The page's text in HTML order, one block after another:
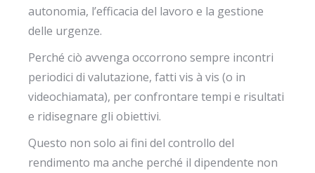
autonomia, l’efficacia del lavoro e la gestione
delle urgenze.
Perché ciò avvenga occorrono sempre incontri
periodici di valutazione, fatti vis à vis (o in
videochiamata), per confrontare tempi e risultati
e ridisegnare gli obiettivi.
Questo non solo ai fini del controllo del
rendimento ma anche perché il dipendente non